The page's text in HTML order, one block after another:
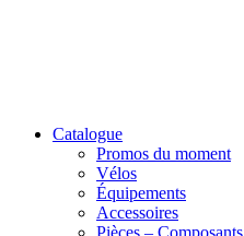
Catalogue
Promos du moment
Vélos
Équipements
Accessoires
Pièces – Composants